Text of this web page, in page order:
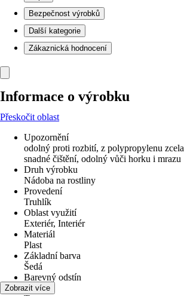
Bezpečnost výrobků
Další kategorie
Zákaznická hodnocení
Informace o výrobku
Přeskočit oblast
Upozornění
odolný proti rozbití, z polypropylenu
snadné čištění, odolný vůči horku i mrazu
Druh výrobku
Nádoba na rostliny
Provedení
Truhlík
Oblast využití
Exteriér, Interiér
Materiál
Plast
Základní barva
Šedá
Barevný odstín
Granit
Zobrazit více